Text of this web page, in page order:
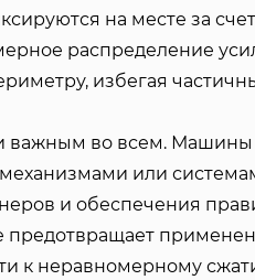
на месте за
распределение
избегая
важным во всем.
или
и обеспечения
к неравномерному